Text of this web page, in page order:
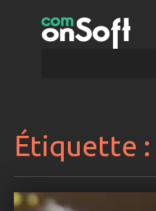
Étiquette :